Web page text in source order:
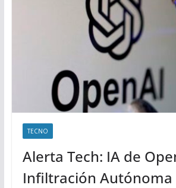
TECNO
Alerta Tech: IA de
Infiltración Autónoma